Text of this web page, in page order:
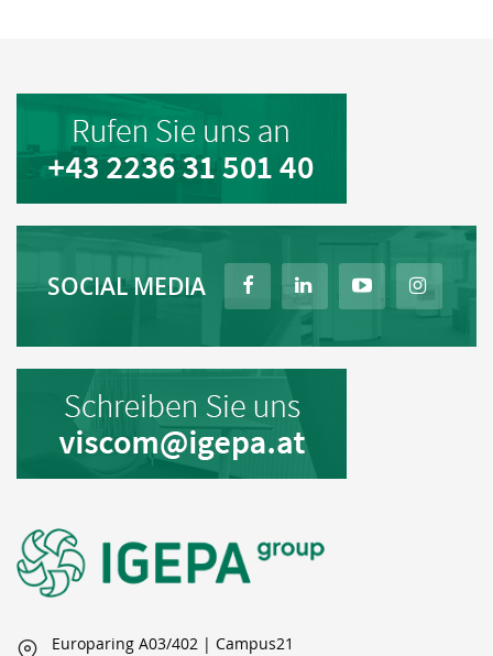
SOCIAL MEDIA
Europaring A03/402 | Campus21